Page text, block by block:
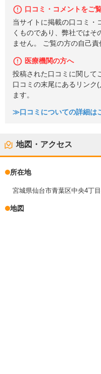
口コミ・コメントをご
当サイトに掲載の口コミ・
くものであり、弊社ではそ
ません。 ご覧の方の自己責
医療機関の方へ
投稿された口コミに関して
口コミの末尾にあるリンク
ます。
≫口コミについての詳細は
地図・アクセス
所在地
宮城県仙台市青葉区中央4丁
地図